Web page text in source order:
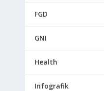
FGD
GNI
Health
Infografik